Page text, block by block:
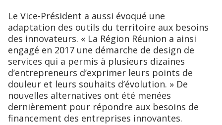
Le Vice-Président a aussi évoqué une
adaptation des outils du territoire aux besoins
des innovateurs. « La Région Réunion a ainsi
engagé en 2017 une démarche de design de
services qui a permis à plusieurs dizaines
d’entrepreneurs d’exprimer leurs points de
douleur et leurs souhaits d’évolution. » De
nouvelles alternatives ont été menées
dernièrement pour répondre aux besoins de
financement des entreprises innovantes.